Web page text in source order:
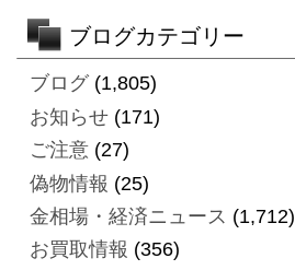
ブログカテゴリー
ブログ(1,805)
お知らせ(171)
ご注意(27)
偽物情報 (25)
金相場・経済ニュース (1,712)
お買取情報 (356)